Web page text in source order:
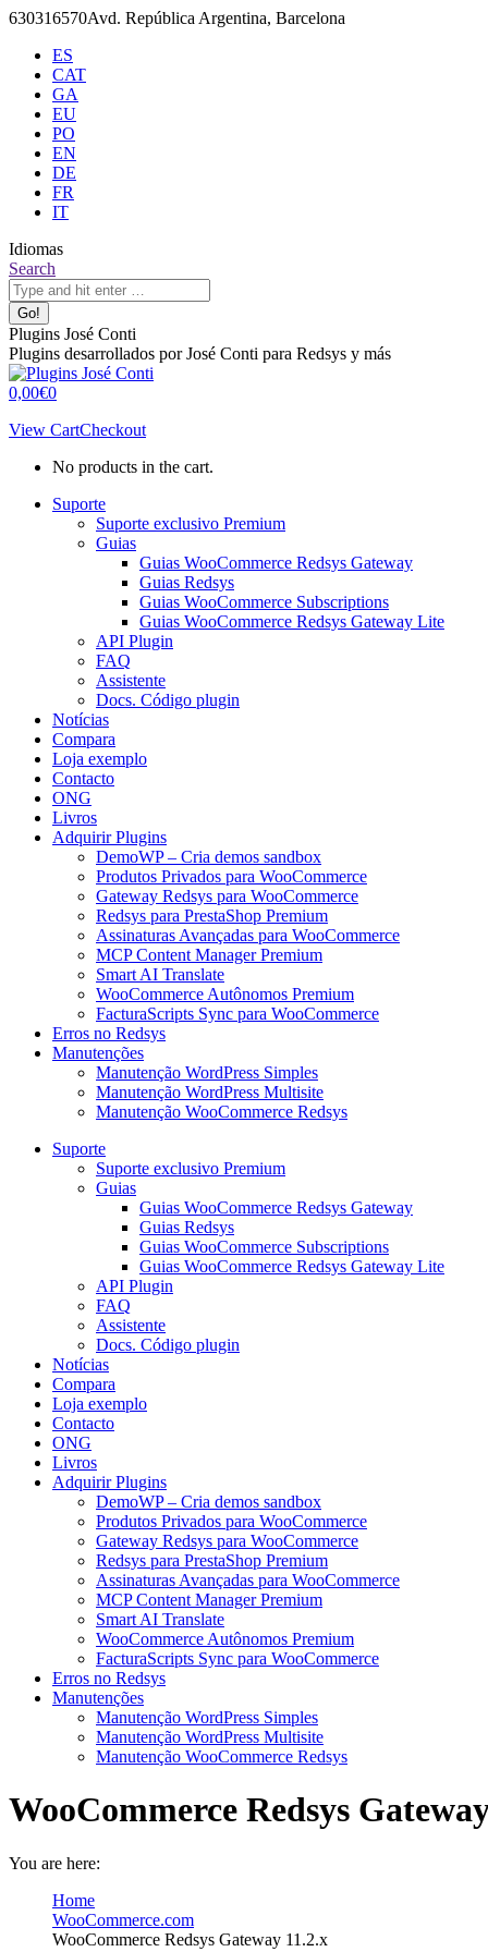
Skip
content
630316570Avd. República Argentina, Barcelona
ES
CAT
GA
EU
PO
EN
DE
FR
IT
Idiomas
X
page
opens
in
new
window
Github
page
opens
in
new
window
Search:
Search
Plugins José Conti
Plugins desarrollados por José Conti para Redsys y más
0,00€0
View CartCheckout
No products in the cart.
Suporte
Suporte exclusivo Premium
Guias
Guias WooCommerce Redsys Gateway
Guias Redsys
Guias WooCommerce Subscriptions
Guias WooCommerce Redsys Gateway Lite
API Plugin
FAQ
Assistente
Docs. Código plugin
Notícias
Compara
Loja exemplo
Contacto
ONG
Livros
Adquirir Plugins
DemoWP – Cria demos sandbox
Produtos Privados para WooCommerce
Gateway Redsys para WooCommerce
Redsys para PrestaShop Premium
Assinaturas Avançadas para WooCommerce
MCP Content Manager Premium
Smart AI Translate
WooCommerce Autônomos Premium
FacturaScripts Sync para WooCommerce
Erros no Redsys
Manutenções
Manutenção WordPress Simples
Manutenção WordPress Multisite
Manutenção WooCommerce Redsys
Suporte
Suporte exclusivo Premium
Guias
Guias WooCommerce Redsys Gateway
Guias Redsys
Guias WooCommerce Subscriptions
Guias WooCommerce Redsys Gateway Lite
API Plugin
FAQ
Assistente
Docs. Código plugin
Notícias
Compara
Loja exemplo
Contacto
ONG
Livros
Adquirir Plugins
DemoWP – Cria demos sandbox
Produtos Privados para WooCommerce
Gateway Redsys para WooCommerce
Redsys para PrestaShop Premium
Assinaturas Avançadas para WooCommerce
MCP Content Manager Premium
Smart AI Translate
WooCommerce Autônomos Premium
FacturaScripts Sync para WooCommerce
Erros no Redsys
Manutenções
Manutenção WordPress Simples
Manutenção WordPress Multisite
Manutenção WooCommerce Redsys
WooCommerce Redsys
You are here:
Home
WooCommerce.com
WooCommerce Redsys Gateway 11.2.x